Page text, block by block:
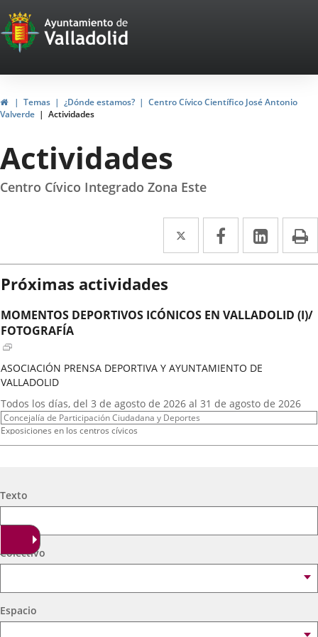
Portal
Web
del
Ayuntamiento
de
Valladolid
InicioTemas ¿Dónde estamos?
Centro Cívico Científico José Antonio
Valverde
Actividades
Actividades
Centro Cívico Integrado Zona Este
Twitter
Enlace
a
externa.
Facebook
Enlace
a
externa.
Enlace
a
Próximas actividades
MOMENTOS DEPORTIVOS ICÓNICOS EN VALLADOLID (I)/
FOTOGRAFÍA
ASOCIACIÓN PRENSA DEPORTIVA Y AYUNTAMIENTO DE
VALLADOLID
Fechas
del
evento
Todos los días, del 3 de agosto de 2026 al 31 de agosto de 2026
Organizador
de
Concejalía de Participación Ciudadana y Deportes
Programa
Exposiciones en los centros cívicos
Centro Cívico Científico José Antonio Valverde
16 septiembre
Organizador
actividad
Concejalía de Participación Ciudadana y Deportes
Programa
Muestras de Teatro Vecinal, Cultura Tradicional y Actividades Culturales y de
Ocio Infantil 2026
A. DE MEXICANOS EN CYL(Ballet Folklorico BFB)
Búsqueda
Texto
Colectivo
Espacio